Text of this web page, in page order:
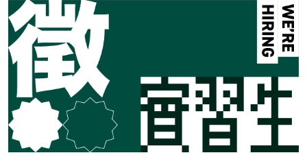
30 天軟體工程師
體驗營
後端工程師體驗
營
Node.js+雲端：
後端就業培訓班&
專題班
【後端工程師學